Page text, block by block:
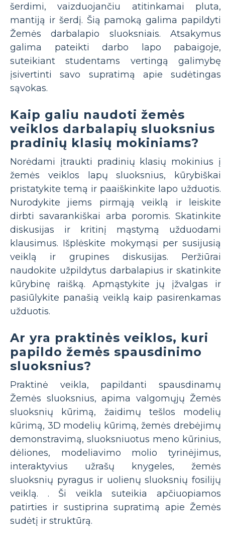
šerdimi, vaizduojančiu atitinkamai pluta,
mantiją ir šerdį. Šią pamoką galima papildyti
Žemės darbalapio sluoksniais. Atsakymus
galima pateikti darbo lapo pabaigoje,
suteikiant studentams vertingą galimybę
įsivertinti savo supratimą apie sudėtingas
sąvokas.
Kaip galiu naudoti žemės
veiklos darbalapių sluoksnius
pradinių klasių mokiniams?
Norėdami įtraukti pradinių klasių mokinius į
žemės veiklos lapų sluoksnius, kūrybiškai
pristatykite temą ir paaiškinkite lapo užduotis.
Nurodykite jiems pirmąją veiklą ir leiskite
dirbti savarankiškai arba poromis. Skatinkite
diskusijas ir kritinį mąstymą užduodami
klausimus. Išplėskite mokymąsi per susijusią
veiklą ir grupines diskusijas. Peržiūrai
naudokite užpildytus darbalapius ir skatinkite
kūrybinę raišką. Apmąstykite jų įžvalgas ir
pasiūlykite panašią veiklą kaip pasirenkamas
užduotis.
Ar yra praktinės veiklos, kuri
papildo žemės spausdinimo
sluoksnius?
Praktinė veikla, papildanti spausdinamų
Žemės sluoksnius, apima valgomųjų Žemės
sluoksnių kūrimą, žaidimų tešlos modelių
kūrimą, 3D modelių kūrimą, žemės drebėjimų
demonstravimą, sluoksniuotus meno kūrinius,
dėliones, modeliavimo molio tyrinėjimus,
interaktyvius užrašų knygeles, žemės
sluoksnių pyragus ir uolienų sluoksnių fosilijų
veiklą. . Ši veikla suteikia apčiuopiamos
patirties ir sustiprina supratimą apie Žemės
sudėtį ir struktūrą.